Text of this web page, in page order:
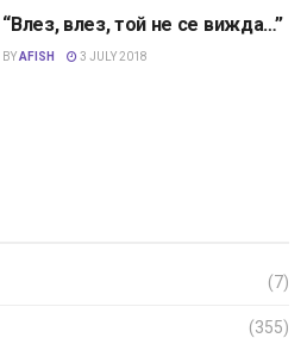
“Влез, влез, той не се вижда…”
BYAFISH 3 JULY 2018
(7)
(355)